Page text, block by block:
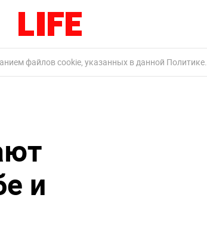
файлов cookie, указанных в данной Политике.
и